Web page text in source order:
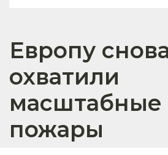
Европу
охватили
масштабные
пожары